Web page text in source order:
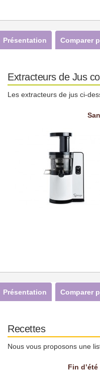
Présentation Comparer
Extracteurs de Jus
Les extracteurs de jus ci-
Présentation Comparer
Recettes
Nous vous proposons une
Fin d’été